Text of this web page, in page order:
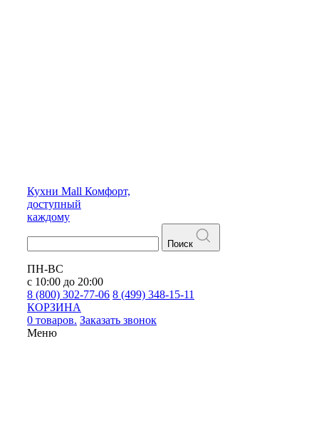
Кухни Mall Комфорт,
доступный
каждому
Поиск
ПН-ВС
с 10:00 до 20:00
8 (800) 302-77-06 8 (499) 348-15-11
КОРЗИНА
0 товаров. Заказать звонок
Меню